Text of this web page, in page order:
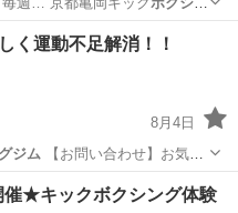
闘技 グローブ空手
く運動不足解消！！
8月4日
ジム 【お問い合わせ】お気軽
闘技 格闘技
催★キックボクシング体験